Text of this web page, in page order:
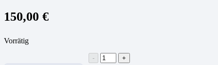
150,00 €
Vorrätig
Software-